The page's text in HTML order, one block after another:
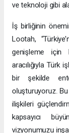
ve teknoloji gibi
İş birliğinin
Lootah,
genişleme için
aracılığıyla Türk
bir şekilde
oluşturuyoruz. Bu
ilişkileri
kapsayıcı
vizyonumuzu inşa